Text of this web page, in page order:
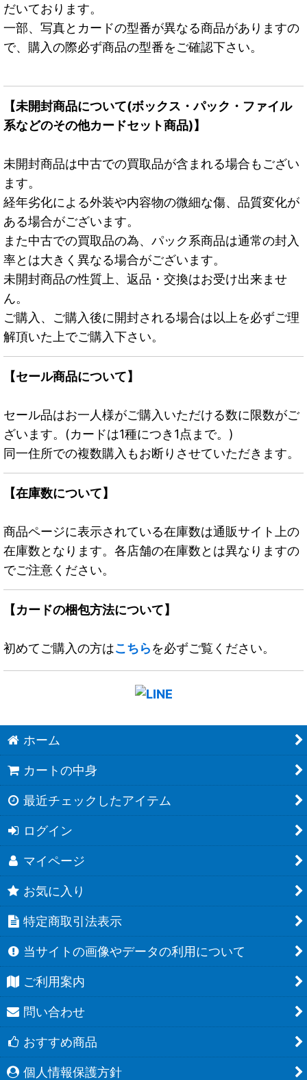
だいております。
一部、写真とカードの型番が異なる商品がありますの
で、購入の際必ず商品の型番をご確認下さい。
【未開封商品について(ボックス・パック・ファイル
系などのその他カードセット商品)】
未開封商品は中古での買取品が含まれる場合もござい
ます。
経年劣化による外装や内容物の微細な傷、品質変化が
ある場合がございます。
また中古での買取品の為、パック系商品は通常の封入
率とは大きく異なる場合がございます。
未開封商品の性質上、返品・交換はお受け出来ませ
ん。
ご購入、ご購入後に開封される場合は以上を必ずご理
解頂いた上でご購入下さい。
【セール商品について】
セール品はお一人様がご購入いただける数に限数がご
ざいます。(カードは1種につき1点まで。)
同一住所での複数購入もお断りさせていただきます。
【在庫数について】
商品ページに表示されている在庫数は通販サイト上の
在庫数となります。各店舗の在庫数とは異なりますの
でご注意ください。
【カードの梱包方法について】
初めてご購入の方はこちらを必ずご覧ください。
ホーム
カートの中身
最近チェックしたアイテム
ログイン
マイページ
お気に入り
特定商取引法表示
当サイトの画像やデータの利用について
ご利用案内
問い合わせ
おすすめ商品
個人情報保護方針